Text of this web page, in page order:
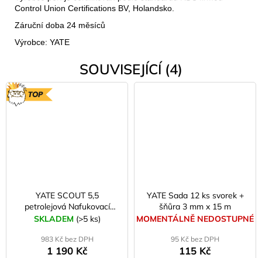
Control Union Certifications BV, Holandsko.
Záruční doba 24 měsíců
Výrobce: YATE
SOUVISEJÍCÍ (4)
YATE SCOUT 5,5
petrolejová Nafukovací
karimatka
SKLADEM (>5 ks)
983 Kč bez DPH
1 190 Kč
YATE Sada 12 ks svorek +
šňůra 3 mm x 15 m
MOMENTÁLNĚ NEDOSTUPNÉ
95 Kč bez DPH
115 Kč